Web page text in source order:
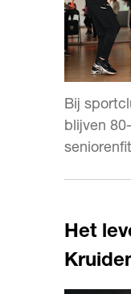
Bij
blijven
Het